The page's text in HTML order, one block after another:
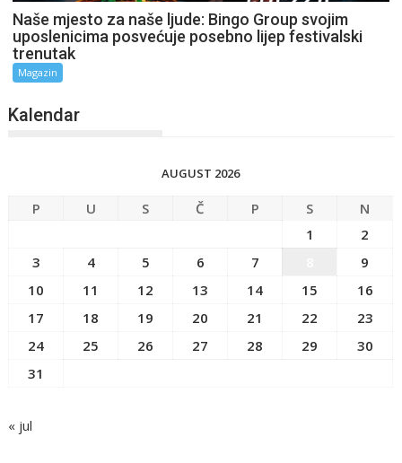
Naše mjesto za naše ljude: Bingo Group svojim
uposlenicima posvećuje posebno lijep festivalski
trenutak
Magazin
Kalendar
AUGUST 2026
P U S Č P S
N
1
2
3
4 5 6 7
9
10
11 12 13 14 15
16
17
18 19 20 21 22
23
24
25 26 27 28 29
30
31
« jul